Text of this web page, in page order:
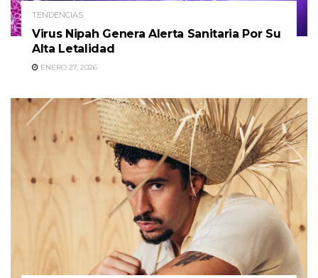
TENDENCIAS
Virus Nipah Genera Alerta Sanitaria Por Su
Alta Letalidad
ENERO 27, 2026